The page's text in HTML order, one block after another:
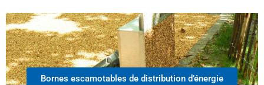
Bornes escamotables de distribution d’énergie